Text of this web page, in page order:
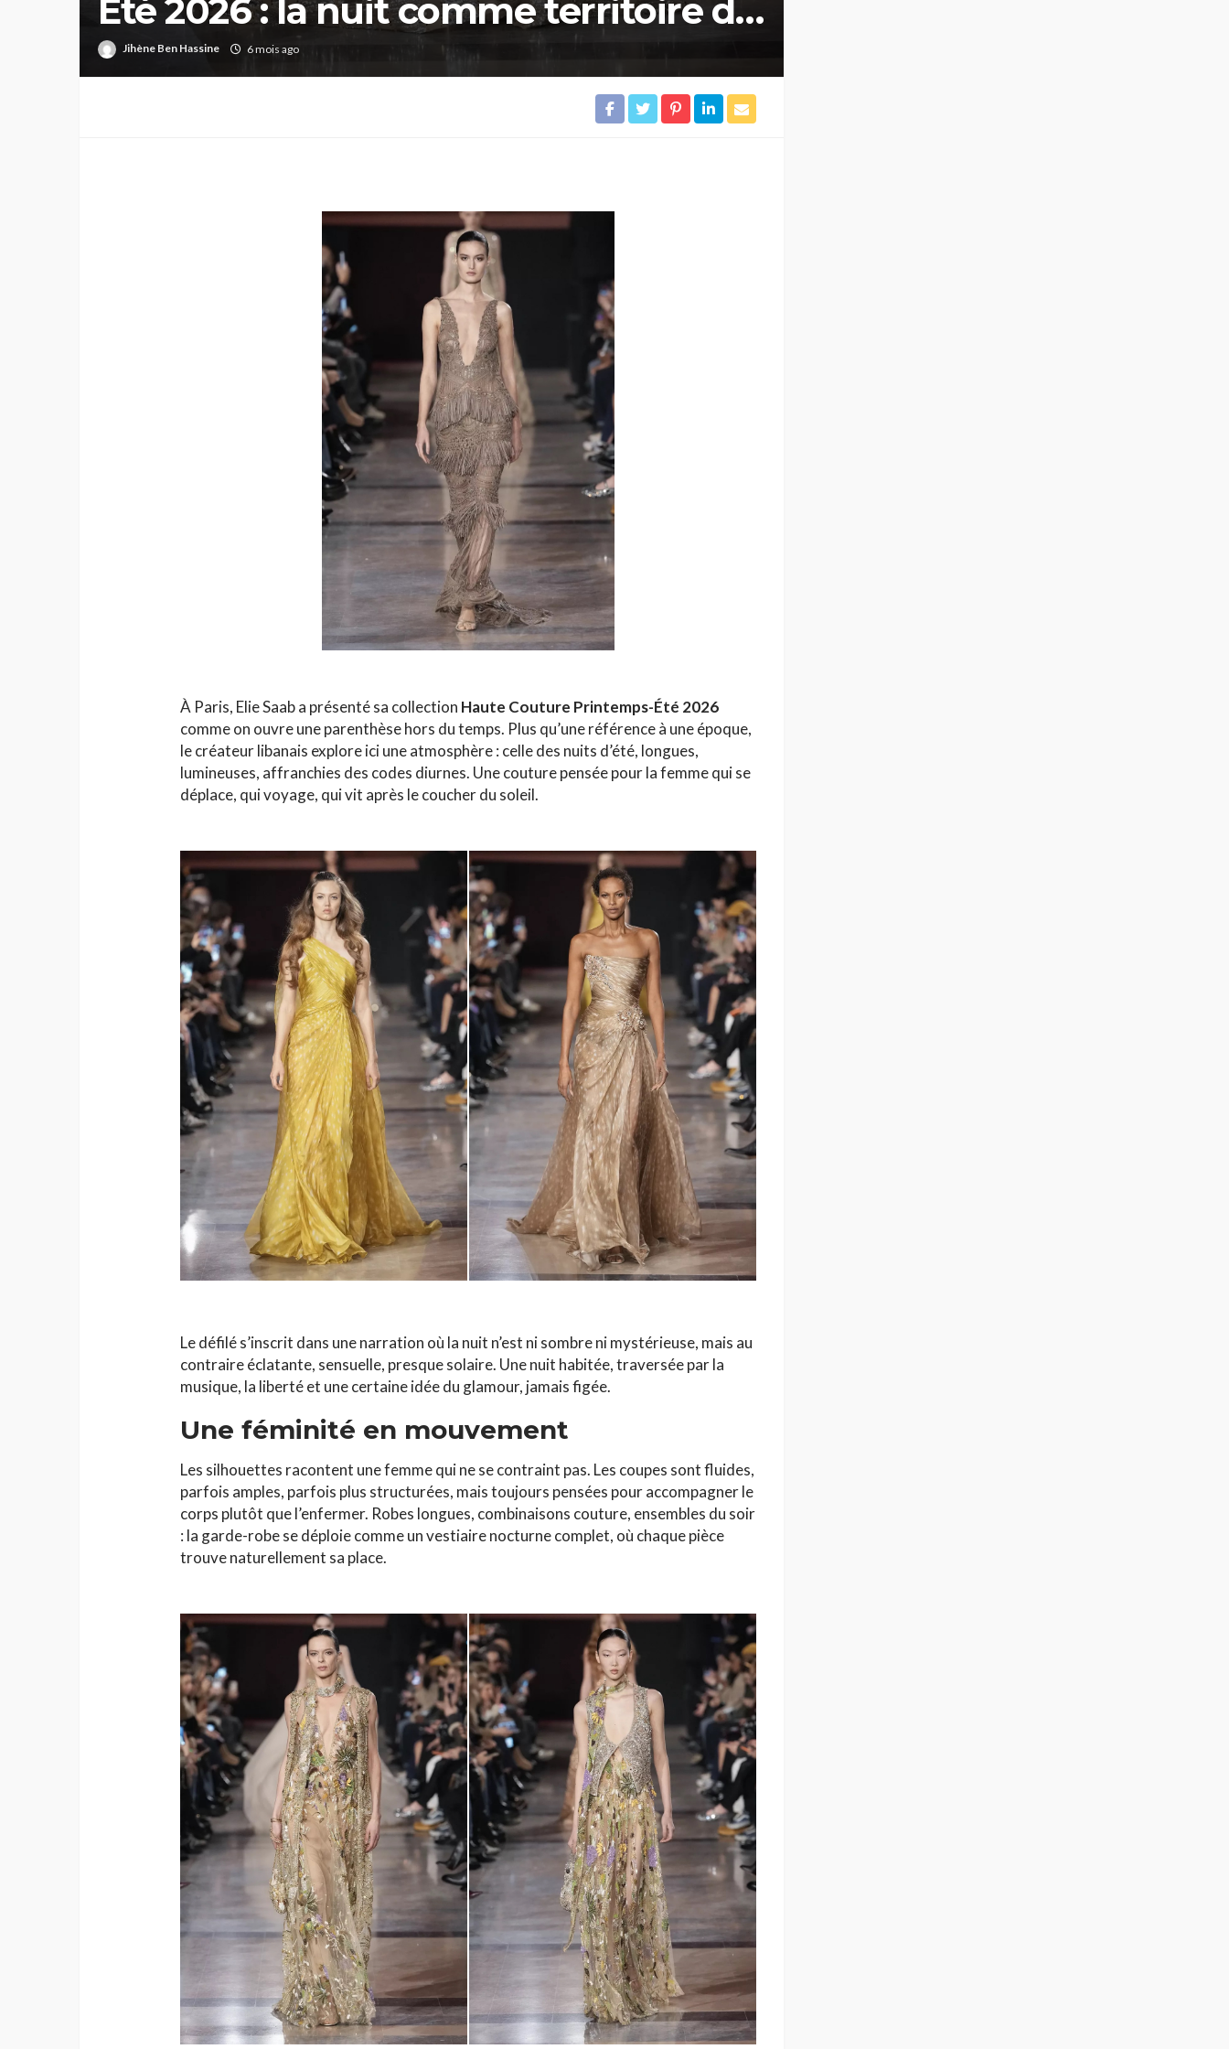
Été 2026 : la nuit comme territoire de
liberté
Jihène Ben Hassine 6 mois ago
À Paris, Elie Saab a présenté sa collection Haute Couture Printemps-Été 2026
comme on ouvre une parenthèse hors du temps. Plus qu’une référence à une époque,
le créateur libanais explore ici une atmosphère : celle des nuits d’été, longues,
lumineuses, affranchies des codes diurnes. Une couture pensée pour la femme qui se
déplace, qui voyage, qui vit après le coucher du soleil.
Le défilé s’inscrit dans une narration où la nuit n’est ni sombre ni mystérieuse, mais au
contraire éclatante, sensuelle, presque solaire. Une nuit habitée, traversée par la
musique, la liberté et une certaine idée du glamour, jamais figée.
Une féminité en mouvement
Les silhouettes racontent une femme qui ne se contraint pas. Les coupes sont fluides,
parfois amples, parfois plus structurées, mais toujours pensées pour accompagner le
corps plutôt que l’enfermer. Robes longues, combinaisons couture, ensembles du soir
: la garde-robe se déploie comme un vestiaire nocturne complet, où chaque pièce
trouve naturellement sa place.